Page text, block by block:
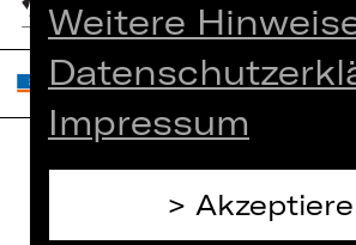
Spielplan
Jobs
Weitere
Impressum